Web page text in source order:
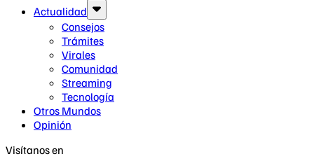
Actualidad
Consejos
Trámites
Virales
Comunidad
Streaming
Tecnología
Otros Mundos
Opinión
Visítanos en